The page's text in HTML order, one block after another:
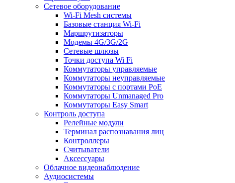
Сетевое оборудование
Wi-Fi Mesh системы
Базовые станция Wi-Fi
Маршрутизаторы
Модемы 4G/3G/2G
Сетевые шлюзы
Точки доступа Wi Fi
Коммутаторы управляемые
Коммутаторы неуправляемые
Коммутаторы с портами PoE
Коммутаторы Unmanaged Pro
Коммутаторы Easy Smart
Контроль доступа
Релейные модули
Терминал распознавания лиц
Контроллеры
Считыватели
Аксессуары
Облачное видеонаблюдение
Аудиосистемы